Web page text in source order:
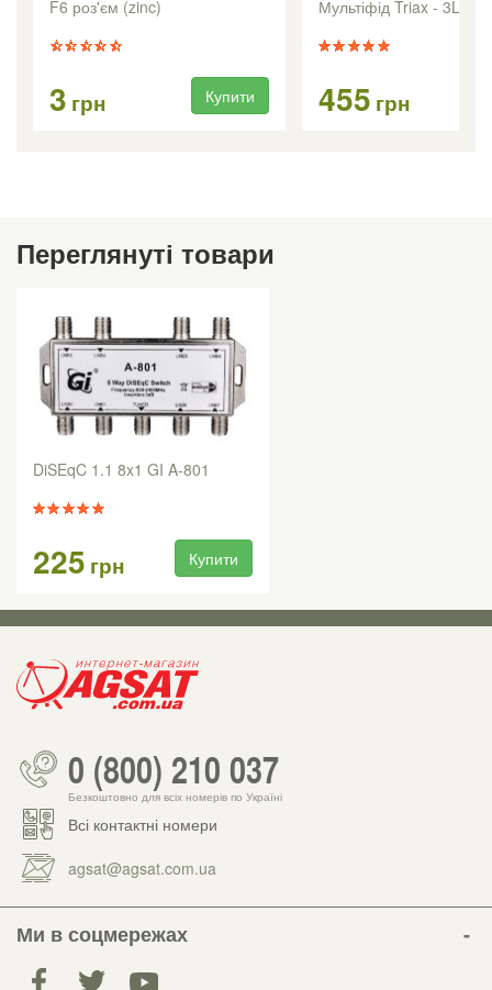
F6 роз'єм (zinc)
3 грн Купити
Мультіфід Triax - 3LNB
455 грн
Переглянуті товари
DiSEqC 1.1 8x1 GI A-801
225 грн Купити
0 (800) 210 037
Безкоштовно для всіх номерів по Україні
Всі контактні номери
agsat@agsat.com.ua
Ми в соцмережах